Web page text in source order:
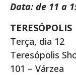
Data: de 11 a
TERESÓPOLIS
Terça, dia 12
Teresópolis
101 – Várzea